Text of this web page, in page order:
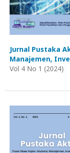
Jurnal Pustaka
Manajemen,
Vol 4 No 1 (2024)